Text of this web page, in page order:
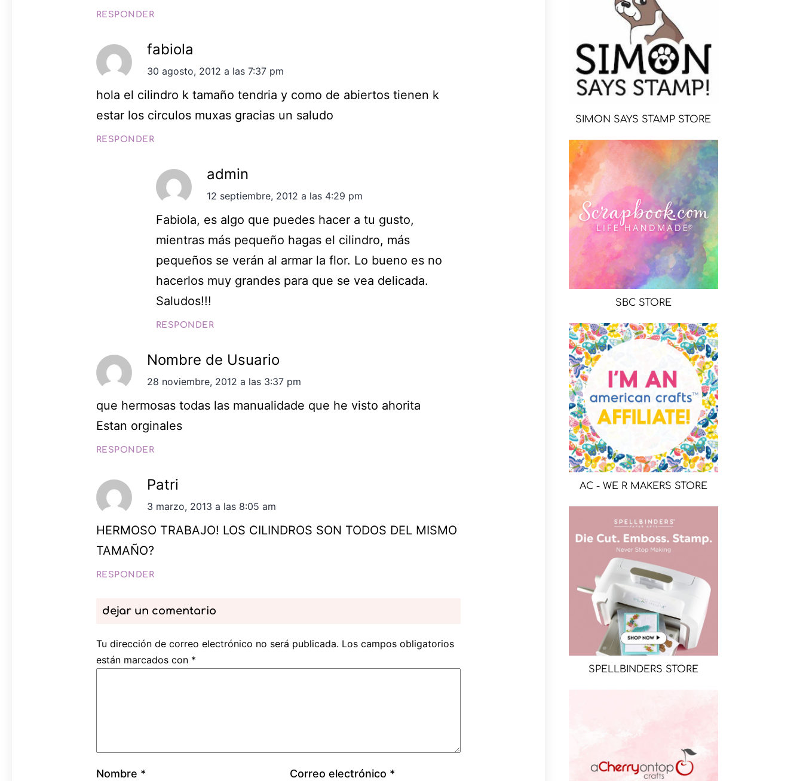
RESPONDER
fabiola
30 agosto, 2012 a las 7:37 pm
hola el cilindro k tamaño tendria y como de abiertos tienen k
estar los circulos muxas gracias un saludo
RESPONDER
admin
12 septiembre, 2012 a las 4:29 pm
Fabiola, es algo que puedes hacer a tu gusto,
mientras más pequeño hagas el cilindro, más
pequeños se verán al armar la flor. Lo bueno es no
hacerlos muy grandes para que se vea delicada.
Saludos!!!
RESPONDER
Nombre de Usuario
28 noviembre, 2012 a las 3:37 pm
que hermosas todas las manualidade que he visto ahorita
Estan orginales
RESPONDER
Patri
3 marzo, 2013 a las 8:05 am
HERMOSO TRABAJO! LOS CILINDROS SON TODOS DEL MISMO
TAMAÑO?
RESPONDER
dejar un comentario
Tu dirección de correo electrónico no será publicada. Los campos obligatorios
están marcados con *
Nombre * Correo electrónico *
SIMON SAYS STAMP STORE
SBC STORE
AC - WE R MAKERS STORE
SPELLBINDERS STORE